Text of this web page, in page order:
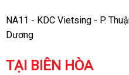
NA11 - KDC Vietsing - P.
Dương
TẠI BIÊN HÒA